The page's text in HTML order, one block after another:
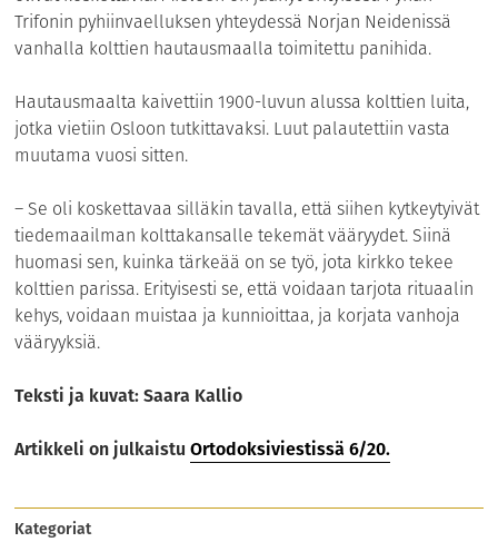
Trifonin pyhiinvaelluksen yhteydessä Norjan Neidenissä
vanhalla kolttien hautausmaalla toimitettu panihida.
Hautausmaalta kaivettiin 1900-luvun alussa kolttien luita,
jotka vietiin Osloon tutkittavaksi. Luut palautettiin vasta
muutama vuosi sitten.
– Se oli koskettavaa silläkin tavalla, että siihen kytkeytyivät
tiedemaailman kolttakansalle tekemät vääryydet. Siinä
huomasi sen, kuinka tärkeää on se työ, jota kirkko tekee
kolttien parissa. Erityisesti se, että voidaan tarjota rituaalin
kehys, voidaan muistaa ja kunnioittaa, ja korjata vanhoja
vääryyksiä.
Teksti ja kuvat: Saara Kallio
Artikkeli on julkaistuOrtodoksiviestissä 6/20.
Kategoriat